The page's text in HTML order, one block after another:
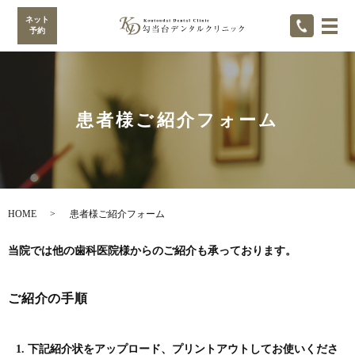
ネット
予約
メ
患者様ご紹介フォーム
HOME 患者様ご紹介フォーム
当院では他の歯科医院様からのご紹介も承っております。
ご紹介の手順
1. 下記紹介状をアップロード、プリントアウトしてお使いくださ